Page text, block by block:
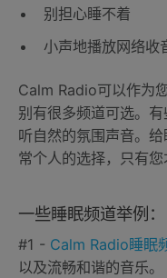
别担心睡不着
小声地播放网络收
Calm Radio可以作为
别有很多频道可选。
听自然的氛围声音。
常个人的选择，只有您
一些睡眠频道举例：
#1 - Calm Radio睡眠
以及流畅和谐的音乐。